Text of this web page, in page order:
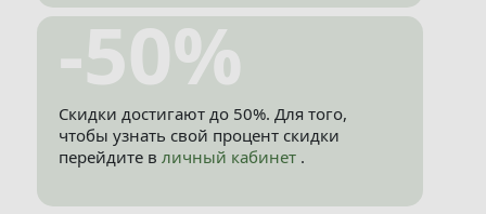
-50%
Скидки достигают до 50%. Для того,
чтобы узнать свой процент скидки
перейдите вличный кабинет .